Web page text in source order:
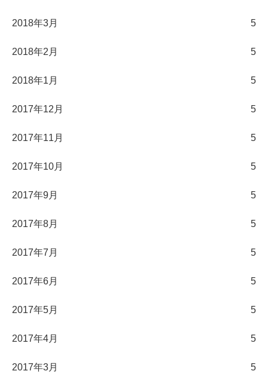
2018年3月 5
2018年2月 5
2018年1月 5
2017年12月 5
2017年11月 5
2017年10月 5
2017年9月 5
2017年8月 5
2017年7月 5
2017年6月 5
2017年5月 5
2017年4月 5
2017年3月 5